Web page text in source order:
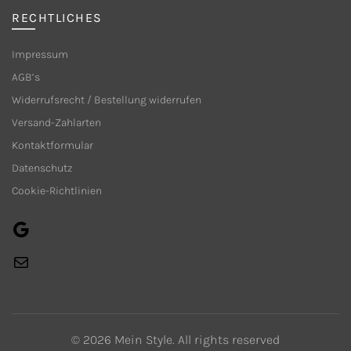
RECHTLICHES
Impressum
AGB’s
Widerrufsrecht / Bestellung widerrufen
Versand-Zahlarten
Kontaktformular
Datenschutz
Cookie-Richtlinien
© 2026 Mein Style. All rights reserved